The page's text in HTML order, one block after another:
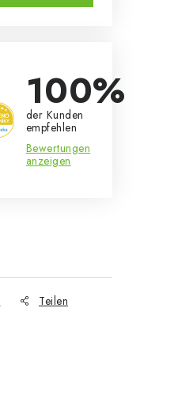
100%
der Kunden
empfehlen
Bewertungen
anzeigen
Teilen